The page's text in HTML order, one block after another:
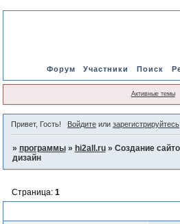
Форум Участники Поиск
Активные темы
Привет, Гость! Войдитеили зарегистрируйтесь.
» программы » hi2all.ru » Создание
дизайн
Страница: 1